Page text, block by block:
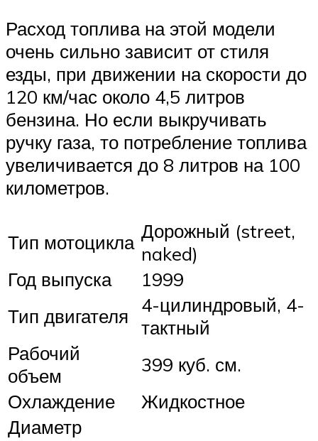
Расход топлива на этой модели
очень сильно зависит от стиля
езды, при движении на скорости до
120 км/час около 4,5 литров
бензина. Но если выкручивать
ручку газа, то потребление топлива
увеличивается до 8 литров на 100
километров.
Тип мотоцикла Дорожный (street,
naked)
Год выпуска
1999
Тип двигателя
4-цилиндровый, 4-
тактный
Рабочий
объем
399 куб. см.
Охлаждение
Жидкостное
Диаметр